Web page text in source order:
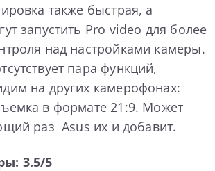
также быстрая, а
запустить Pro video для более
над настройками камеры.
пара функций,
на других камерофонах:
в формате 21:9. Может
раз Asus их и добавит.
3.5/5